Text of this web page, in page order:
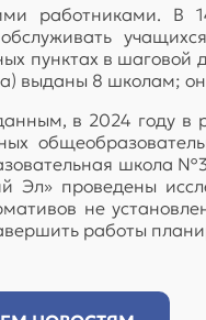
работниками.
пунктах в
выданы 8 школам;
в 2024 году
школа
проведены
не
работы